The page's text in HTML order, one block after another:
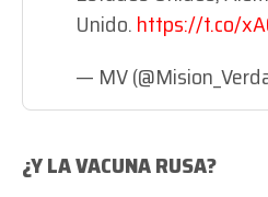
Unido.https://t.co/
— MV
¿Y LA VACUNA RUSA?